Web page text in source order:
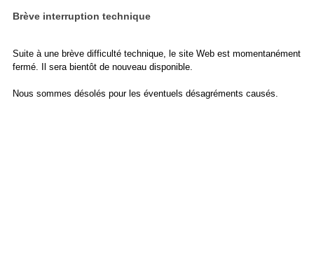
Brève interruption technique
Suite à une brève difficulté technique, le site Web est momentanément
fermé. Il sera bientôt de nouveau disponible.
Nous sommes désolés pour les éventuels désagréments causés.